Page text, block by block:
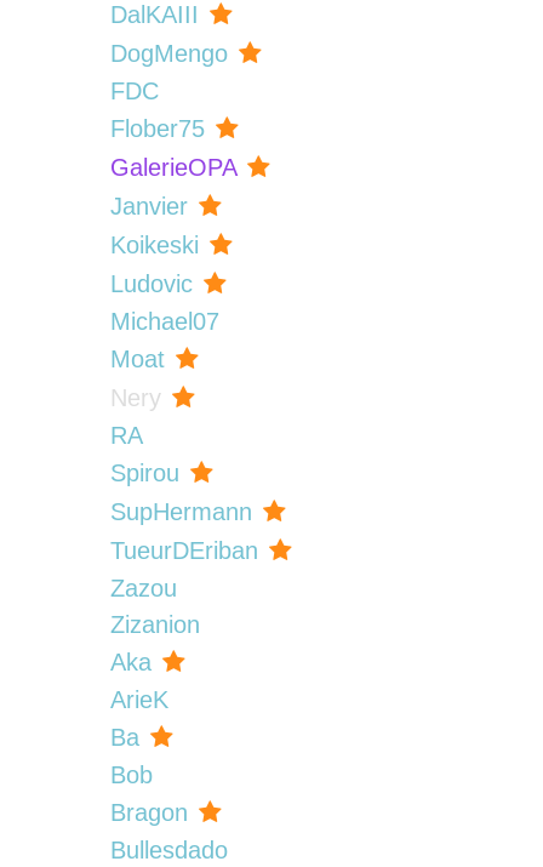
DalKAIII
DogMengo
FDC
Flober75
GalerieOPA
Janvier
Koikeski
Ludovic
Michael07
Moat
Nery
RA
Spirou
SupHermann
TueurDEriban
Zazou
Zizanion
Aka
ArieK
Ba
Bob
Bragon
Bullesdado